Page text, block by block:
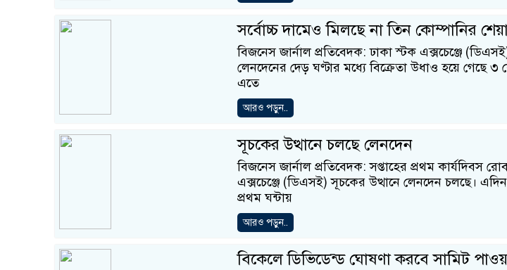
সর্বোচ্চ দামেও মিলছে না তিন কোম্পানির
বিজনেস জার্নাল প্রতিবেদক: ঢাকা স্টক এক্সচেঞ্জে
লেনদেনের দেড় ঘণ্টার মধ্যে বিক্রেতা উধাও হয়ে গেছে ৩
এতে
আরও পড়ুন..
সূচকের উত্থানে চলছে লেনদেন
বিজনেস জার্নাল প্রতিবেদক: সপ্তাহের প্রথম কার্যদিবস
এক্সচেঞ্জে (ডিএসই) সূচকের উত্থানে লেনদেন চলছে।
প্রথম ঘন্টায়
আরও পড়ুন..
বিকেলে ডিভিডেন্ড ঘোষণা করবে সামিট